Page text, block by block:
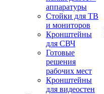
аппаратуры
Стойки для ТВ
и мониторов
Кронштейны
для СВЧ
Готовые
решения
рабочих мест
Кронштейны
для видеостен